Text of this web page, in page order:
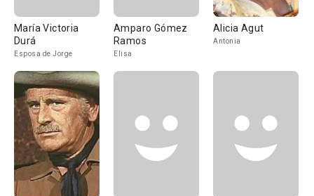
María Victoria
Durá
Esposa de Jorge
Amparo Gómez
Ramos
Elisa
Alicia Agut
Antonia